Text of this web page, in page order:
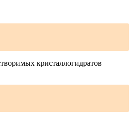
кристаллогидратов